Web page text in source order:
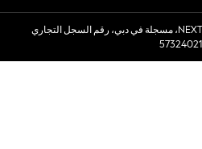
© 2026 NEXT General Trading FZE، مسجلة في دبي، رقم السجل التجاري
57324021